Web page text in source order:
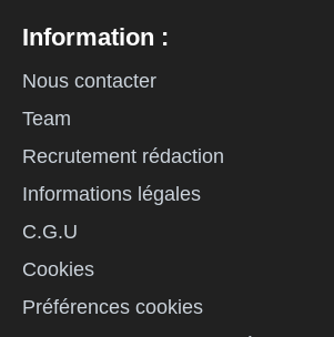
Information :
Nous contacter
Team
Recrutement rédaction
Informations légales
C.G.U
Cookies
Préférences cookies